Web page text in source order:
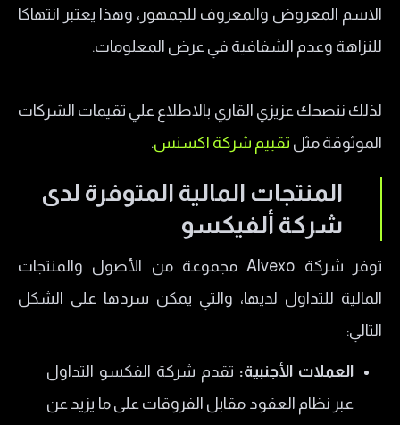
الاسم المعروض والمعروف للجمهور، وهذا يعتبر انتهاكا
للنزاهة وعدم الشفافية في عرض المعلومات.
لذلك ننصحك عزيزي القاري بالاطلاع علي تقيمات الشركات
الموثوقة مثل تقييم شركة اكسنس.
المنتجات المالية المتوفرة لدى
شركة ألفيكسو
توفر شركة Alvexo مجموعة من الأصول والمنتجات
المالية للتداول لديها، والتي يمكن سردها على الشكل
التالي:
العملات الأجنبية: تقدم شركة الفكسو التداول
عبر نظام العقود مقابل الفروقات على ما يزيد عن